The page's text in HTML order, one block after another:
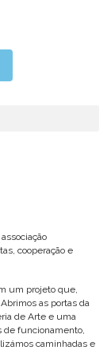
cooperação e
um projeto que,
as portas da
de Arte e uma
de funcionamento,
caminhadas e